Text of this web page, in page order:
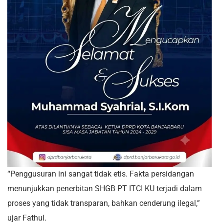
“Penggusuran ini sangat tidak etis. Fakta persidangan
menunjukkan penerbitan SHGB PT ITCI KU terjadi dalam
proses yang tidak transparan, bahkan cenderung ilegal,”
ujar Fathul.